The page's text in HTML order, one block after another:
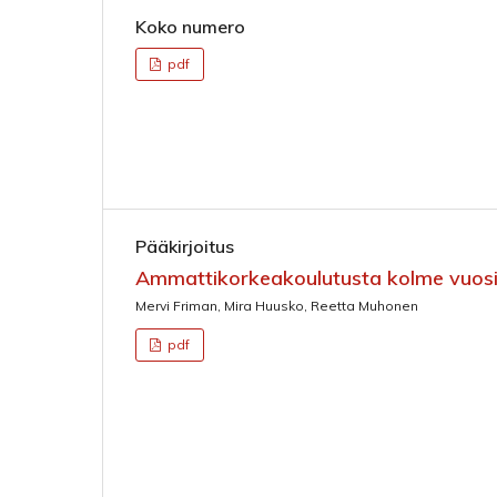
Koko numero
pdf
Pääkirjoitus
Ammattikorkeakoulutusta kolme
Mervi Friman, Mira Huusko, Reetta Muhonen
pdf